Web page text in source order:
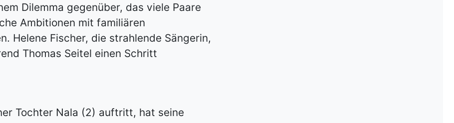
Dilemma gegenüber, das viele Paare
Ambitionen mit familiären
Helene Fischer, die strahlende Sängerin,
Thomas Seitel einen Schritt
Tochter Nala (2) auftritt, hat seine